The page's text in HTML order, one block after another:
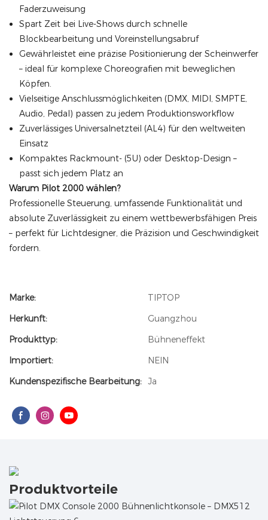
Faderzuweisung
Spart Zeit bei Live-Shows durch schnelle
Blockbearbeitung und Voreinstellungsabruf
Gewährleistet eine präzise Positionierung der Scheinwerfer
– ideal für komplexe Choreografien mit beweglichen
Köpfen.
Vielseitige Anschlussmöglichkeiten (DMX, MIDI, SMPTE,
Audio, Pedal) passen zu jedem Produktionsworkflow
Zuverlässiges Universalnetzteil (AL4) für den weltweiten
Einsatz
Kompaktes Rackmount- (5U) oder Desktop-Design –
passt sich jedem Platz an
Warum Pilot 2000 wählen?
Professionelle Steuerung, umfassende Funktionalität und
absolute Zuverlässigkeit zu einem wettbewerbsfähigen Preis
– perfekt für Lichtdesigner, die Präzision und Geschwindigkeit
fordern.
Marke:
TIPTOP
Herkunft:
Guangzhou
Produkttyp:
Bühneneffekt
Importiert:
NEIN
Kundenspezifische Bearbeitung: Ja
Produktvorteile